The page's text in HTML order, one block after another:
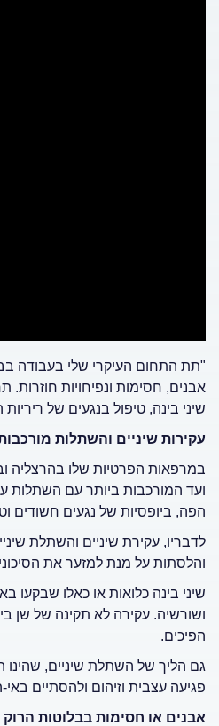
"תת התחום העיקרי שלי בעבודה
אבנים, חסימות ונפיחויות
שיני בינה, טיפול בנגעים של
עקירות שיניים והשתלות
במרפאות הפרטיות שלו בהרצליה
ועד המורכבות ביותר עם השתלות
הפה, ביופסיות של נגעים חשודים
לדבריו, עקירת שיניים והשתלת
והלסתות על מנת למזער את
שיני בינה כלואות או כאלו שבקעו
ושורשיה. עקירה לא תקינה של שן
הפיכים.
גם הליך של השתלת שיניים, שהינו
פגיעה עצבית וזיהום ולהסתיים
אבנים או חסימות בבלוטות הרוק